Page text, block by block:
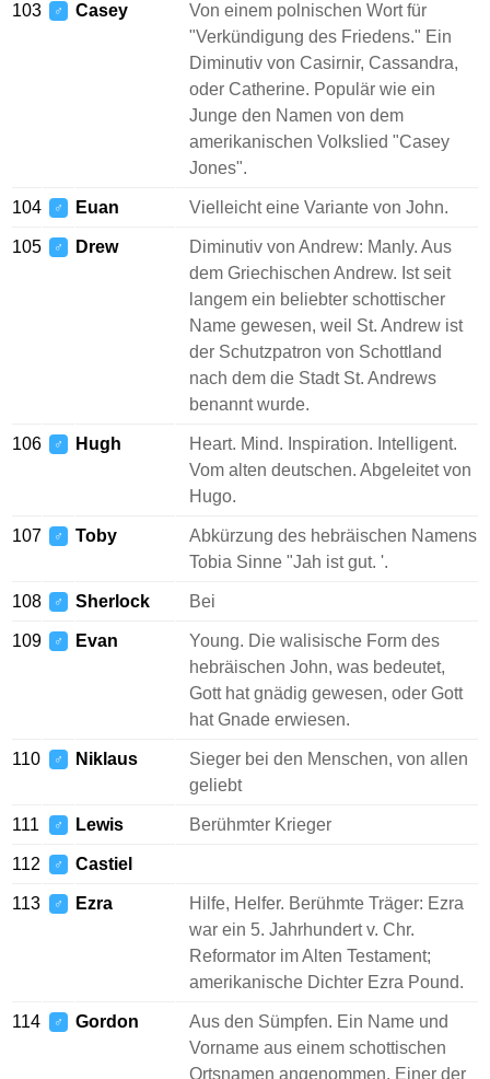
103 ♂ Casey
Von einem polnischen Wort für
"Verkündigung des Friedens." Ein
Diminutiv von Casirnir, Cassandra,
oder Catherine. Populär wie ein
Junge den Namen von dem
amerikanischen Volkslied "Casey
Jones".
104 ♂ Euan Vielleicht eine Variante von John.
105 ♂ Drew
Diminutiv von Andrew: Manly. Aus
dem Griechischen Andrew. Ist seit
langem ein beliebter schottischer
Name gewesen, weil St. Andrew ist
der Schutzpatron von Schottland
nach dem die Stadt St. Andrews
benannt wurde.
106 ♂ Hugh
Heart. Mind. Inspiration. Intelligent.
Vom alten deutschen. Abgeleitet von
Hugo.
107 ♂ Toby
Abkürzung des hebräischen Namens
Tobia Sinne "Jah ist gut. '.
108 ♂ Sherlock Bei
109 ♂ Evan
Young. Die walisische Form des
hebräischen John, was bedeutet,
Gott hat gnädig gewesen, oder Gott
hat Gnade erwiesen.
110 ♂ Niklaus
Sieger bei den Menschen, von allen
geliebt
111 ♂ Lewis Berühmter Krieger
112 ♂ Castiel
113 ♂ Ezra
Hilfe, Helfer. Berühmte Träger: Ezra
war ein 5. Jahrhundert v. Chr.
Reformator im Alten Testament;
amerikanische Dichter Ezra Pound.
114 ♂ Gordon
Aus den Sümpfen. Ein Name und
Vorname aus einem schottischen
Ortsnamen angenommen. Einer der